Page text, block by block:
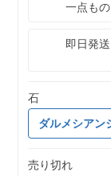
一点もの
即日発送
石
ダルメシアン
売り切れ